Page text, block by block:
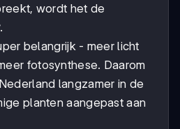
wordt het de
.
belangrijk - meer licht
fotosynthese. Daarom
langzamer in de
planten aangepast aan